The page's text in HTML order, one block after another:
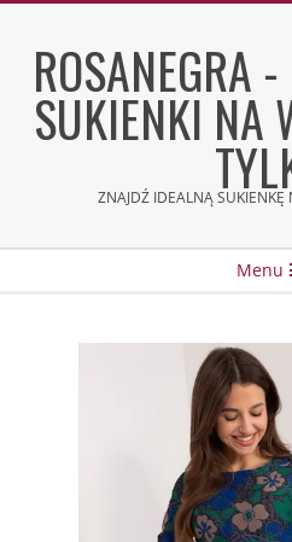
contentROSANEGRA
SUKIENKI NA
ZNAJDŹ IDEALNĄ SUKIENKĘ
Menu